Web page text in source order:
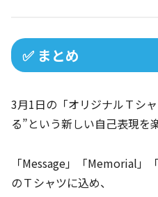
✅ まとめ
3月1日の「オリジナルＴシ
る”という新しい自己表現を
「Message」「Memorial」
のＴシャツに込め、